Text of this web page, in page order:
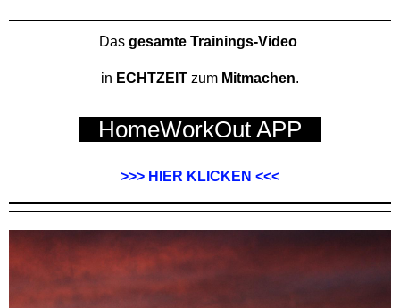
Das gesamte Trainings-Video
in ECHTZEIT zum Mitmachen.
HomeWorkOut APP
>>> HIER KLICKEN <<<